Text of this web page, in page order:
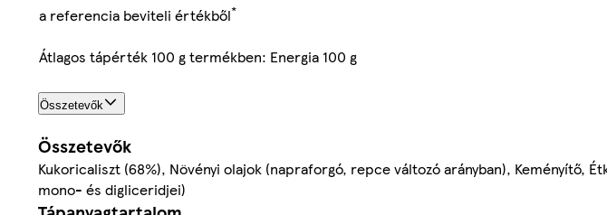
a referencia beviteli értékből*
Átlagos tápérték 100 g termékben: Energia 100 g
Összetevők
Összetevők
Kukoricaliszt (68%), Növényi olajok (napraforgó, repce változó arányban), Keményítő,
mono- és digliceridjei)